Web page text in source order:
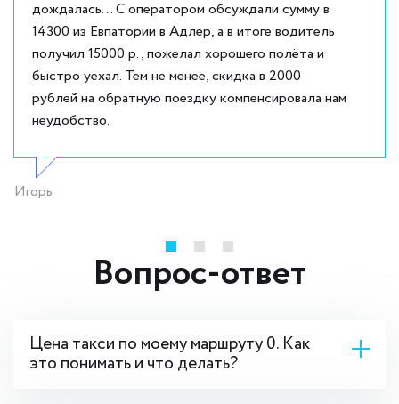
дождалась... С оператором обсуждали сумму в
14300 из Евпатории в Адлер, а в итоге водитель
получил 15000 р., пожелал хорошего полёта и
быстро уехал. Тем не менее, скидка в 2000
рублей на обратную поездку компенсировала нам
неудобство.
Игорь
Вопрос-ответ
Цена такси по моему маршруту 0. Как
это понимать и что делать?